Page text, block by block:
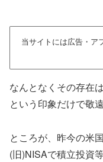
当サイトには広告・ア
なんとなくその存在
という印象だけで敬
ところが、昨今の米
(旧)NISAで積立投資